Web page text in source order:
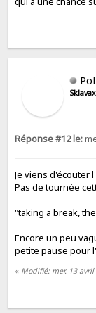
Pol
Sklavax
Réponse #12 le:
Je viens d'écouter
Pas de tournée
"taking a break,
Encore un peu
petite pause pour
« Modifié: mer. 13